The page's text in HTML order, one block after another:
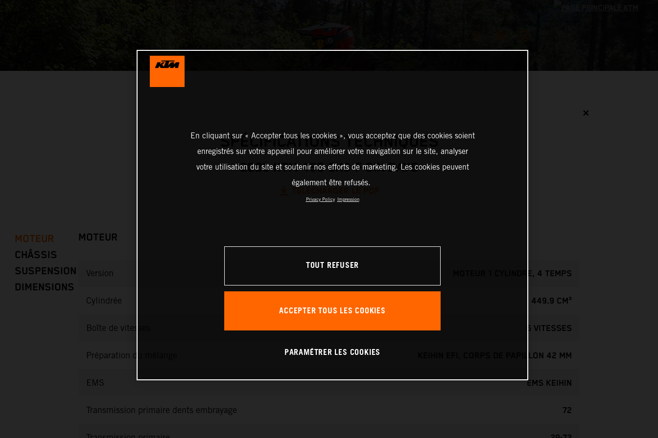
✕
SPÉCIFICATIONS TECHNIQUES
2025 KTM 450 EXC-F SIX DAYS
MOTEUR
CHÂSSIS
SUSPENSION
DIMENSIONS
MOTEUR
Version MOTEUR 1 CYLINDRE, 4 TEMPS
Cylindrée 449.9 CM³
Boîte de vitesses 6 VITESSES
Préparation du mélange KEIHIN EFI, CORPS DE PAPILLON 42 MM
EMS EMS KEIHIN
Transmission primaire dents embrayage 72
En cliquant sur « Accepter tous les cookies », vous acceptez que des cookies soient
enregistrés sur votre appareil pour améliorer votre navigation sur le site, analyser
votre utilisation du site et soutenir nos efforts de marketing. Les cookies peuvent
également être refusés.
Privacy Policy Impression
TOUT REFUSER
ACCEPTER TOUS LES COOKIES
PARAMÉTRER LES COOKIES